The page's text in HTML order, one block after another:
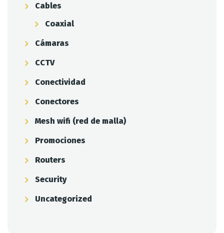
Cables
Coaxial
Cámaras
CCTV
Conectividad
Conectores
Mesh wifi (red de malla)
Promociones
Routers
Security
Uncategorized